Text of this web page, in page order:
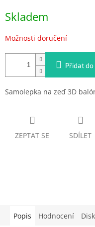
cena:
Skladem
Možnosti doručení
Přidat do
Samolepka na zeď 3D
ZEPTAT SE SDÍLET
Popis Hodnocení